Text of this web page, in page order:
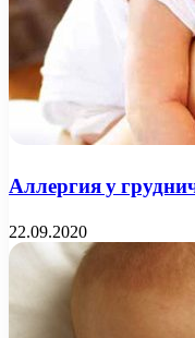
Аллергия у
22.09.2020